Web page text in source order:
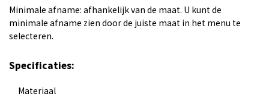
Minimale afname: afhankelijk van de maat. U kunt de
minimale afname zien door de juiste maat in het menu te
selecteren.
Specificaties:
Materiaal